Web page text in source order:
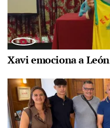
Xavi emociona a León